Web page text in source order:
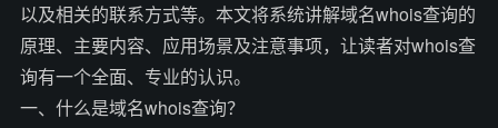
以及相关的联系方式等。本文将系统讲解域名whois查询的
原理、主要内容、应用场景及注意事项，让读者对whois查
询有一个全面、专业的认识。
一、什么是域名whois查询？